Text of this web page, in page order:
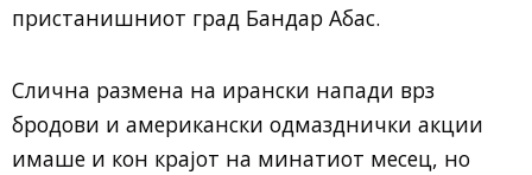
пристанишниот град Бандар Абас.
Слична размена на ирански напади врз
бродови и американски одмазднички акции
имаше и кон крајот на минатиот месец, но